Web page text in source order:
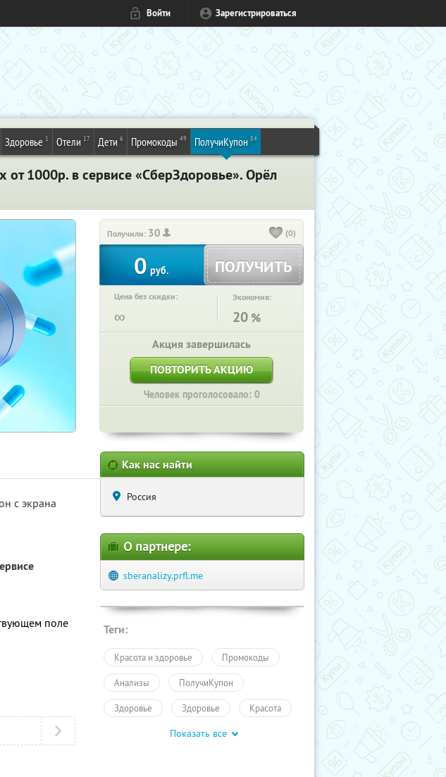
Войти Зарегистрироваться
Здоровье 1 Отели 17 Дети 6 Промокоды 49 ПолучиКупон 84
1000р. в сервисе «СберЗдоровье». Орёл
Получили: 30 (0)
0 руб. ПОЛУЧИТЬ
Цена без скидки:
∞
Экономия:
20 %
Акция завершилась
ПОВТОРИТЬ АКЦИЮ
Человек проголосовало: 0
с экрана
поле
Как нас найти
Россия
О партнере:
sberanalizy.prfl.me
Теги:
Красота и здоровье Промокоды
Анализы ПолучиКупон
Здоровье Здоровье Красота
Показать все